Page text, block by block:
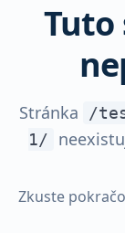
Tuto
Stránka
/
1/
Zkuste